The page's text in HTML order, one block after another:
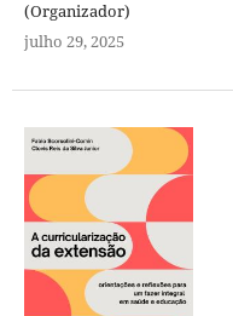
(Organizador)
julho 29, 2025